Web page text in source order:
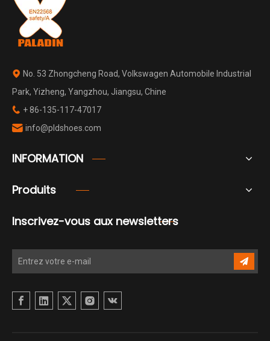
 No. 53 Zhongcheng Road, Volkswagen Automobile Industrial
Park, Yizheng, Yangzhou, Jiangsu, Chine
 + 86-135-117-47017
 info@pldshoes.com
INFORMATION
Produits
Inscrivez-vous aux newsletters